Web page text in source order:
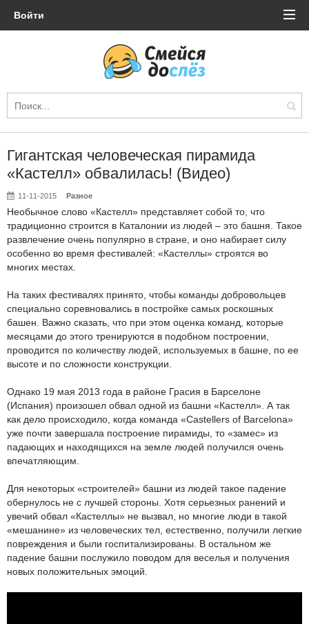
Войти
Гигантская человеческая пирамида
«Кастелл» обвалилась! (Видео)
11-11-2015 Разное
Необычное слово «Кастелл» представляет собой то, что
традиционно строится в Каталонии из людей – это башня. Такое
развлечение очень популярно в стране, и оно набирает силу
особенно во время фестивалей: «Кастеллы» строятся во
многих местах.
На таких фестивалях принято, чтобы команды добровольцев
специально соревновались в постройке самых роскошных
башен. Важно сказать, что при этом оценка команд, которые
месяцами до этого тренируются в подобном построении,
проводится по количеству людей, используемых в башне, по ее
высоте и по сложности конструкции.
Однако 19 мая 2013 года в районе Грасия в Барселоне
(Испания) произошел обвал одной из башни «Кастелл». А так
как дело происходило, когда команда «Castellers of Barcelona»
уже почти завершала построение пирамиды, то «замес» из
падающих и находящихся на земле людей получился очень
впечатляющим.
Для некоторых «строителей» башни из людей такое падение
обернулось не с лучшей стороны. Хотя серьезных ранений и
увечий обвал «Кастеллы» не вызвал, но многие люди в такой
«мешанине» из человеческих тел, естественно, получили легкие
повреждения и были госпитализированы. В остальном же
падение башни послужило поводом для веселья и получения
новых положительных эмоций.